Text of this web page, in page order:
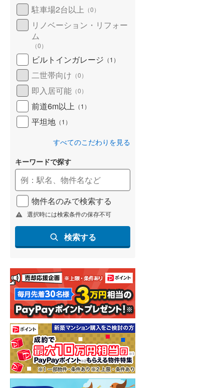
駐車場2台以上 （0）
リノベーション・リフォー
ム
（0）
ビルトインガレージ （1 ）
二世帯向け （0）
即入居可能 （0）
前道6m以上 （1 ）
平坦地 （1 ）
すべてのこだわりを見る
キーワードで探す
物件名のみで検索する
選択時には検索条件の保存不可
検索する